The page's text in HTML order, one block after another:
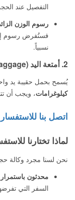
التفصيل عند
رسوم الوزن
فستُفرض رسوم
نسبياً.
2. أمتعة اليد (Carry-on Baggage)
يُسمح بحمل حقيبة يد
كيلوغرامات، ويجب أن
اتصل بنا للاستفسار
لماذا تختارنا
نحن لسنا مجرد وكالة
محدثون
السفر التي